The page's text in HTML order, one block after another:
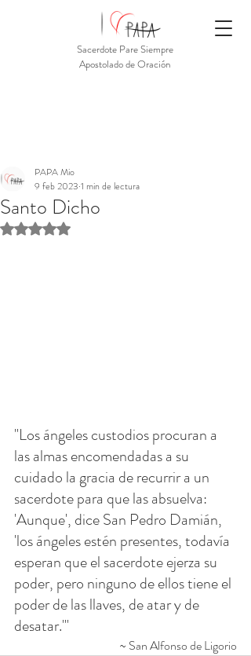
Sacerdote Pare Siempre
Apostolado de Oración
Santo Dicho
PAPA Mio
9 feb 2023 1 min de lectura
Obtuvo NaN de 5 estrellas.
"Los ángeles custodios procuran a
las almas encomendadas a su
cuidado la gracia de recurrir a un
sacerdote para que las absuelva:
'Aunque', dice San Pedro Damián,
'los ángeles estén presentes, todavía
esperan que el sacerdote ejerza su
poder, pero ninguno de ellos tiene el
poder de las llaves, de atar y de
desatar.'"
~ San Alfonso de Ligorio